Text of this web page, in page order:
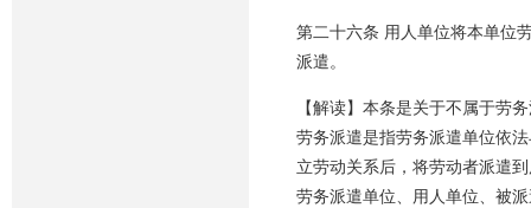
第二十六条 用人单位将本单位
派遣。
【解读】本条是关于不属于劳
劳务派遣是指劳务派遣单位依
立劳动关系后，将劳动者派遣
劳务派遣单位、用人单位、被